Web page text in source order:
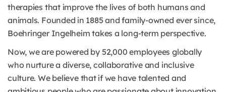
therapies that improve the lives of both humans and
animals. Founded in 1885 and family-owned ever since,
Boehringer Ingelheim takes a long-term perspective.
Now, we are powered by 52,000 employees globally
who nurture a diverse, collaborative and inclusive
culture. We believe that if we have talented and